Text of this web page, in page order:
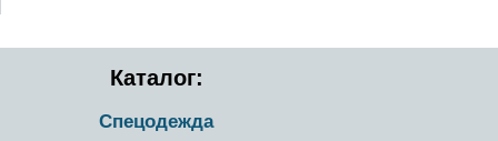
Каталог:
Спецодежда